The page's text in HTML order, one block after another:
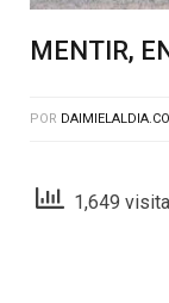
MENTIR,
POR
1,649